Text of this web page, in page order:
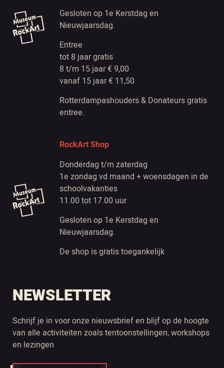
Gesloten op 1e Kerstdag en
Nieuwjaarsdag.
Entree
tot 8 jaar gratis
8 t/m 15 jaar € 9,00
vanaf 15 jaar € 11,50
Rotterdampashouders & Donateurs gratis
entree.
RockArt Shop
Donderdag t/m zaterdag
1e zondag vd maand + woensdagen in de
schoolvakanties
11.00 tot 17.00 uur
Gesloten op 1e Kerstdag en
Nieuwjaarsdag.
De shop is gratis toegankelijk
NEWSLETTER
Schrijf je in voor onze nieuwsbrief en blijf op de hoogte
van alle activiteiten zoals tentoonstellingen, workshops
en lezingen